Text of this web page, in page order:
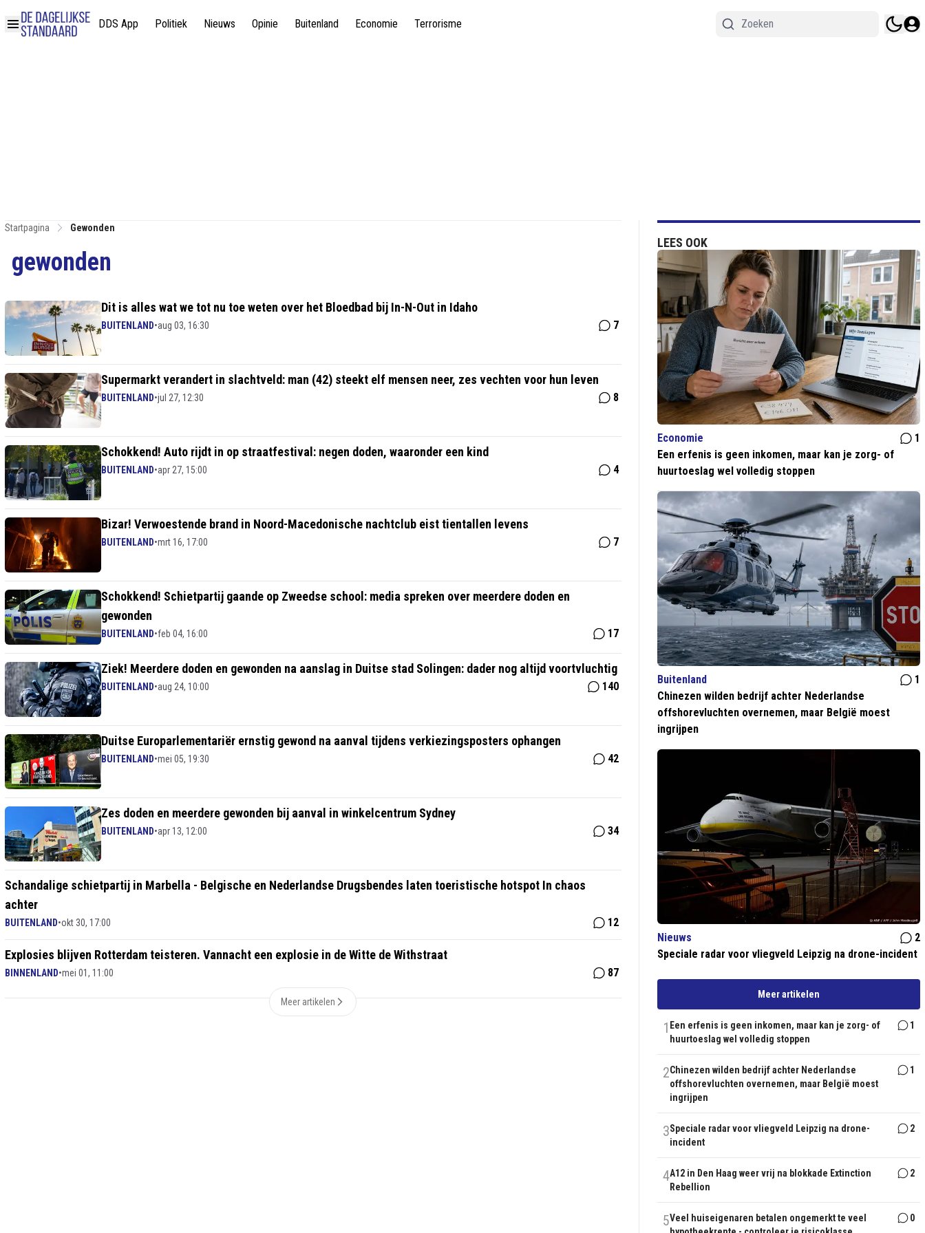
DDS App Politiek Nieuws Opinie Buitenland Economie Terrorisme
Startpagina Gewonden
gewonden
Dit is alles wat we tot nu toe weten over het Bloedbad bij In-N-Out in Idaho
BUITENLAND•aug 03, 16:30 7
Supermarkt verandert in slachtveld: man (42) steekt elf mensen neer, zes vechten voor hun leven
BUITENLAND•jul 27, 12:30 8
Schokkend! Auto rijdt in op straatfestival: negen doden, waaronder een kind
BUITENLAND•apr 27, 15:00 4
Bizar! Verwoestende brand in Noord-Macedonische nachtclub eist tientallen levens
BUITENLAND•mrt 16, 17:00 7
Schokkend! Schietpartij gaande op Zweedse school: media spreken over meerdere doden en
gewonden
BUITENLAND•feb 04, 16:00 17
Ziek! Meerdere doden en gewonden na aanslag in Duitse stad Solingen: dader nog altijd voortvluchtig
BUITENLAND•aug 24, 10:00 140
Duitse Europarlementariër ernstig gewond na aanval tijdens verkiezingsposters ophangen
BUITENLAND•mei 05, 19:30 42
Zes doden en meerdere gewonden bij aanval in winkelcentrum Sydney
BUITENLAND•apr 13, 12:00 34
Schandalige schietpartij in Marbella - Belgische en Nederlandse Drugsbendes laten toeristische hotspot In chaos
achter
BUITENLAND•okt 30, 17:00 12
Explosies blijven Rotterdam teisteren. Vannacht een explosie in de Witte de Withstraat
BINNENLAND•mei 01, 11:00 87
Meer artikelen
LEES OOK
Economie
1
Een erfenis is geen inkomen, maar kan je zorg- of
huurtoeslag wel volledig stoppen
Buitenland
1
Chinezen wilden bedrijf achter Nederlandse
offshorevluchten overnemen, maar België moest
ingrijpen
Nieuws
2
Speciale radar voor vliegveld Leipzig na drone-incident
Meer artikelen
1 Een erfenis is geen inkomen, maar kan je zorg- of
huurtoeslag wel volledig stoppen
1
2Chinezen wilden bedrijf achter Nederlandse
offshorevluchten overnemen, maar België moest
ingrijpen
1
3Speciale radar voor vliegveld Leipzig na drone-
incident
2
4A12 in Den Haag weer vrij na blokkade Extinction
Rebellion
2
5Veel huiseigenaren betalen ongemerkt te veel
0